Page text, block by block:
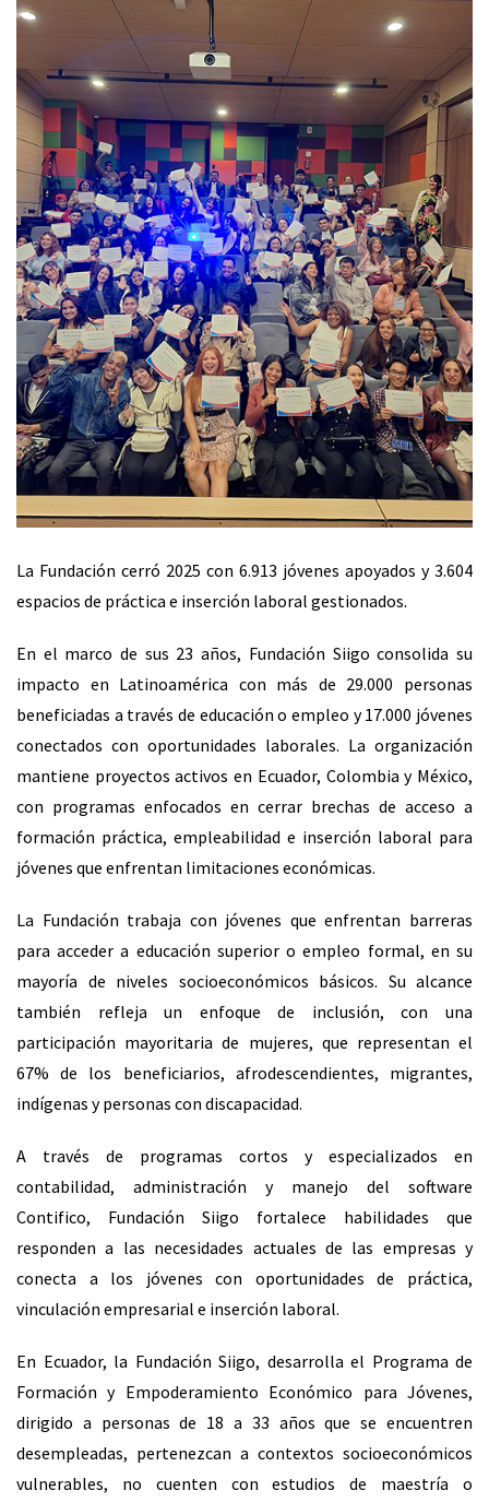
La Fundación cerró 2025 con 6.913 jóvenes apoyados y 3.604
espacios de práctica e inserción laboral gestionados.
En el marco de sus 23 años, Fundación Siigo consolida su
impacto en Latinoamérica con más de 29.000 personas
beneficiadas a través de educación o empleo y 17.000 jóvenes
conectados con oportunidades laborales. La organización
mantiene proyectos activos en Ecuador, Colombia y México,
con programas enfocados en cerrar brechas de acceso a
formación práctica, empleabilidad e inserción laboral para
jóvenes que enfrentan limitaciones económicas.
La Fundación trabaja con jóvenes que enfrentan barreras
para acceder a educación superior o empleo formal, en su
mayoría de niveles socioeconómicos básicos. Su alcance
también refleja un enfoque de inclusión, con una
participación mayoritaria de mujeres, que representan el
67% de los beneficiarios, afrodescendientes, migrantes,
indígenas y personas con discapacidad.
A través de programas cortos y especializados en
contabilidad, administración y manejo del software
Contifico, Fundación Siigo fortalece habilidades que
responden a las necesidades actuales de las empresas y
conecta a los jóvenes con oportunidades de práctica,
vinculación empresarial e inserción laboral.
En Ecuador, la Fundación Siigo, desarrolla el Programa de
Formación y Empoderamiento Económico para Jóvenes,
dirigido a personas de 18 a 33 años que se encuentren
desempleadas, pertenezcan a contextos socioeconómicos
vulnerables, no cuenten con estudios de maestría o